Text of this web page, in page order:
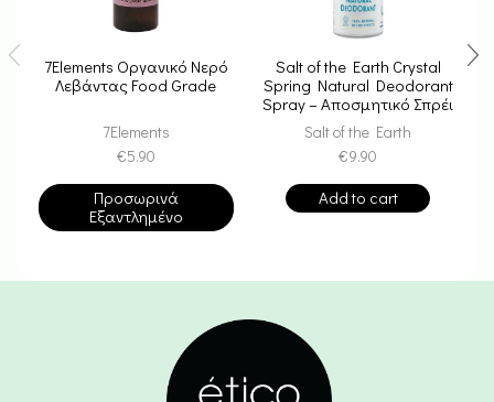
7Elements Οργανικό Νερό
Λεβάντας Food Grade
7Elements
€5.90
Προσωρινά
Εξαντλημένο
Salt of the Earth Crystal
Spring Natural Deodorant
Spray – Αποσμητικό Σπρέι
Από Κρύσταλλο Ιμαλαΐων
100ml
Salt of the Earth
€9.90
Add to cart